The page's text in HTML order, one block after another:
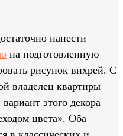
нанести
на подготовленную
рисунок вихрей. С
владелец квартиры
этого декора –
цвета». Оба